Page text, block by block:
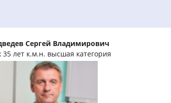
Сергей Владимирович
35 лет к.м.н. высшая категория